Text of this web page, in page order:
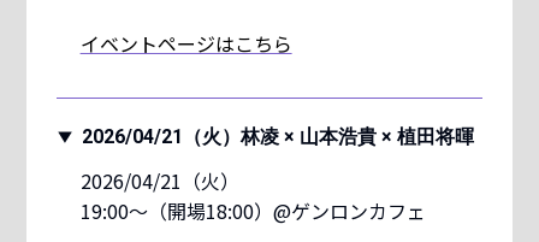
イベントページはこちら
2026/04/21（火）林凌 × 山本浩貴 × 植田将暉
2026/04/21（火）
19:00〜（開場18:00）@ゲンロンカフェ